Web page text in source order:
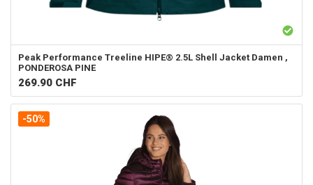
Peak Performance Treeline HIPE® 2.5L Shell Jacket Damen ,
PONDEROSA PINE
269.90 CHF
-50%